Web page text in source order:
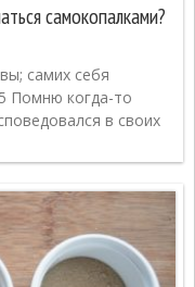
самокопалками?
самих себя
Помню когда-то
в своих